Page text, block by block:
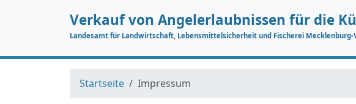
Verkauf von Angelerlaubnissen für die
Landesamt für Landwirtschaft, Lebensmittelsicherheit und Fischerei Mecklenburg-
Startseite Impressum